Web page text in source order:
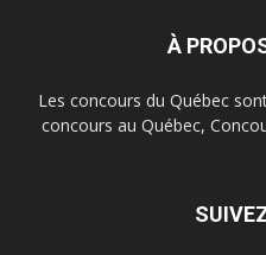
À
Les concours du Québec
concours au Québec,